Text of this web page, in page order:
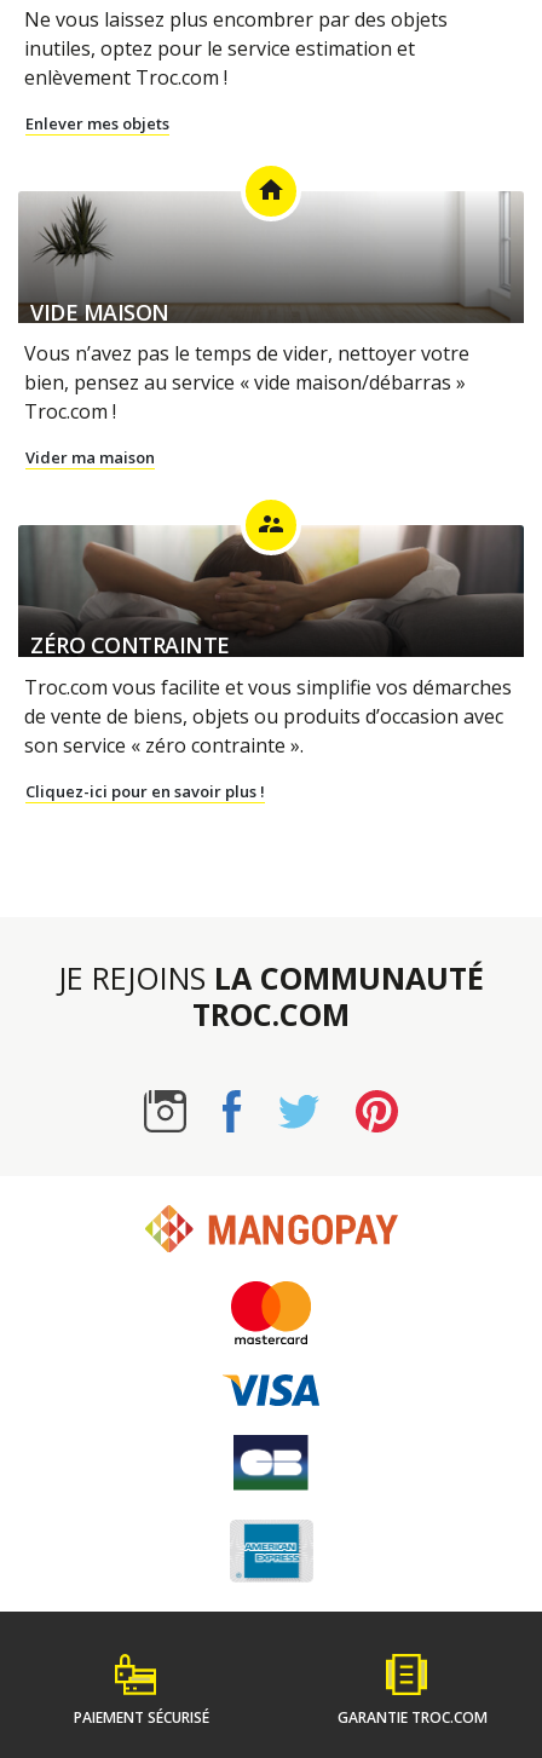
Ne vous laissez plus encombrer par des objets
inutiles, optez pour le service estimation et
enlèvement Troc.com !
Enlever mes objets
home
VIDE MAISON
Vous n’avez pas le temps de vider, nettoyer votre
bien, pensez au service « vide maison/débarras »
Troc.com !
Vider ma maison
supervisor_account
ZÉRO CONTRAINTE
Troc.com vous facilite et vous simplifie vos démarches
de vente de biens, objets ou produits d’occasion avec
son service « zéro contrainte ».
Cliquez-ici pour en savoir plus !
JE REJOINS LA COMMUNAUTÉ
TROC.COM
PAIEMENT SÉCURISÉ GARANTIE TROC.COM